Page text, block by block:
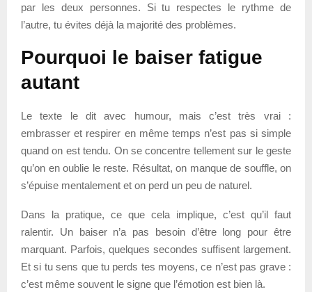
par les deux personnes. Si tu respectes le rythme de
l’autre, tu évites déjà la majorité des problèmes.
Pourquoi le baiser fatigue
autant
Le texte le dit avec humour, mais c’est très vrai :
embrasser et respirer en même temps n’est pas si simple
quand on est tendu. On se concentre tellement sur le geste
qu’on en oublie le reste. Résultat, on manque de souffle, on
s’épuise mentalement et on perd un peu de naturel.
Dans la pratique, ce que cela implique, c’est qu’il faut
ralentir. Un baiser n’a pas besoin d’être long pour être
marquant. Parfois, quelques secondes suffisent largement.
Et si tu sens que tu perds tes moyens, ce n’est pas grave :
c’est même souvent le signe que l’émotion est bien là.